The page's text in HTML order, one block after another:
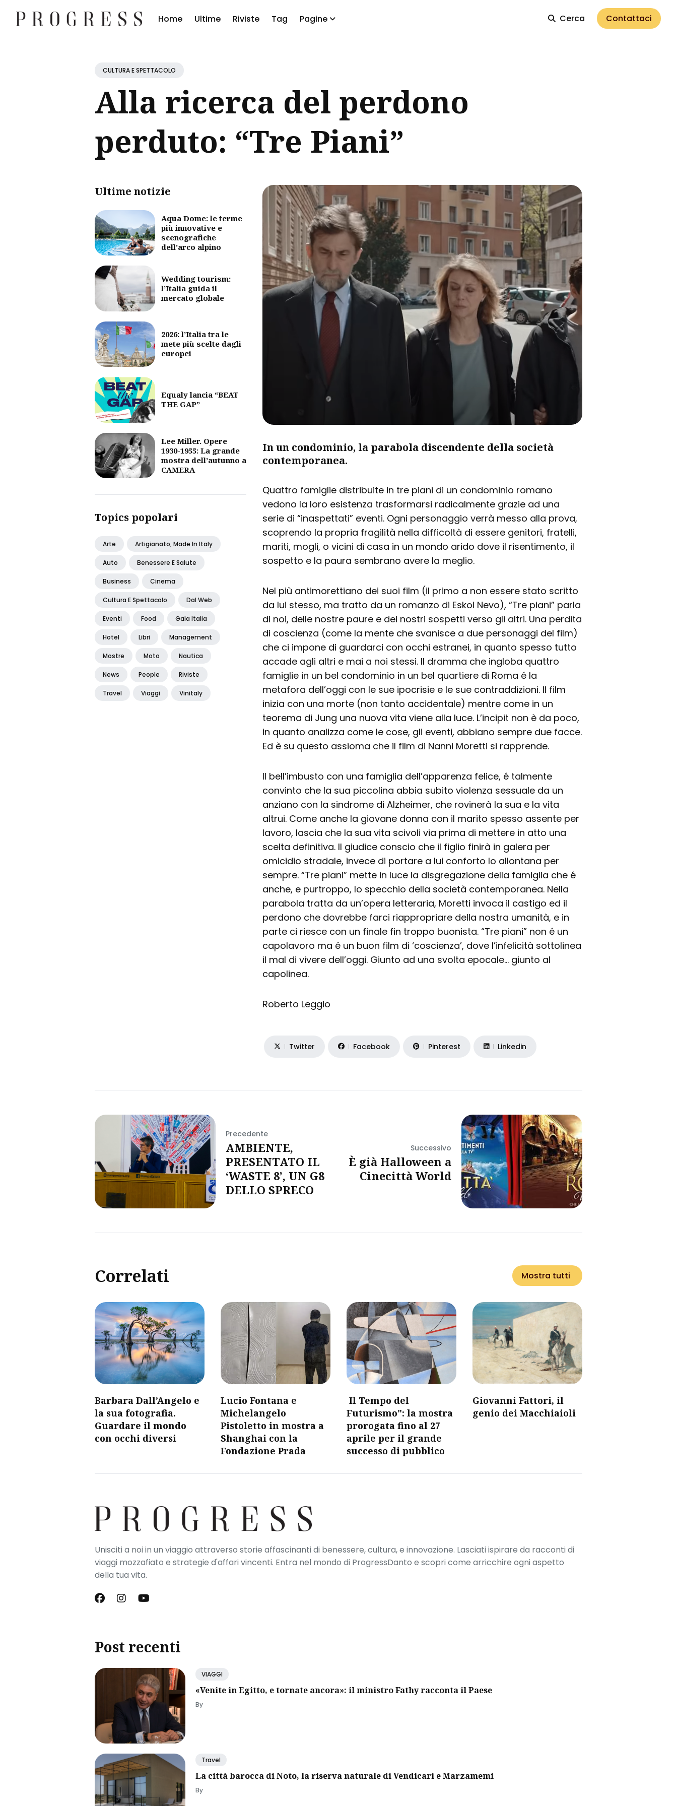
Home Ultime Riviste Tag Pagine Cerca Contattaci
CULTURA E SPETTACOLO
Alla ricerca del perdono
perduto: “Tre Piani”
Ultime notizie
Aqua Dome: le terme
più innovative e
scenografiche
dell'arco alpino
Wedding tourism:
l’Italia guida il
mercato globale
2026: l’Italia tra le
mete più scelte dagli
europei
Equaly lancia “BEAT
THE GAP”
Lee Miller. Opere
1930-1955: La grande
mostra dell’autunno a
CAMERA
Topics popolari
Arte Artigianato, Made In Italy
Auto Benessere E Salute
Business Cinema
Cultura E Spettacolo Dal Web
Eventi Food Gala Italia
Hotel Libri Management
Mostre Moto Nautica
News People Riviste
Travel Viaggi Vinitaly
In un condominio, la parabola discendente della società
contemporanea.
Quattro famiglie distribuite in tre piani di un condominio romano
vedono la loro esistenza trasformarsi radicalmente grazie ad una
serie di “inaspettati” eventi. Ogni personaggio verrà messo alla prova,
scoprendo la propria fragilità nella difficoltà di essere genitori, fratelli,
mariti, mogli, o vicini di casa in un mondo arido dove il risentimento, il
sospetto e la paura sembrano avere la meglio.
Nel più antimorettiano dei suoi film (il primo a non essere stato scritto
da lui stesso, ma tratto da un romanzo di Eskol Nevo), “Tre piani” parla
di noi, delle nostre paure e dei nostri sospetti verso gli altri. Una perdita
di coscienza (come la mente che svanisce a due personaggi del film)
che ci impone di guardarci con occhi estranei, in quanto spesso tutto
accade agli altri e mai a noi stessi. Il dramma che ingloba quattro
famiglie in un bel condominio in un bel quartiere di Roma é la
metafora dell’oggi con le sue ipocrisie e le sue contraddizioni. Il film
inizia con una morte (non tanto accidentale) mentre come in un
teorema di Jung una nuova vita viene alla luce. L’incipit non è da poco,
in quanto analizza come le cose, gli eventi, abbiano sempre due facce.
Ed è su questo assioma che il film di Nanni Moretti si rapprende.
Il bell’imbusto con una famiglia dell’apparenza felice, é talmente
convinto che la sua piccolina abbia subito violenza sessuale da un
anziano con la sindrome di Alzheimer, che rovinerà la sua e la vita
altrui. Come anche la giovane donna con il marito spesso assente per
lavoro, lascia che la sua vita scivoli via prima di mettere in atto una
scelta definitiva. Il giudice conscio che il figlio finirà in galera per
omicidio stradale, invece di portare a lui conforto lo allontana per
sempre. “Tre piani” mette in luce la disgregazione della famiglia che é
anche, e purtroppo, lo specchio della società contemporanea. Nella
parabola tratta da un’opera letteraria, Moretti invoca il castigo ed il
perdono che dovrebbe farci riappropriare della nostra umanità, e in
parte ci riesce con un finale fin troppo buonista. “Tre piani” non é un
capolavoro ma é un buon film di ‘coscienza’, dove l’infelicità sottolinea
il mal di vivere dell’oggi. Giunto ad una svolta epocale… giunto al
capolinea.
Roberto Leggio
Twitter Facebook Pinterest Linkedin
Precedente
AMBIENTE,
PRESENTATO IL
‘WASTE 8’, UN G8
DELLO SPRECO
Successivo
È già Halloween a
Cinecittà World
Correlati Mostra tutti
Barbara Dall’Angelo e
la sua fotografia.
Guardare il mondo
con occhi diversi
Lucio Fontana e
Michelangelo
Pistoletto in mostra a
Shanghai con la
Fondazione Prada
Il Tempo del
Futurismo": la mostra
prorogata fino al 27
aprile per il grande
successo di pubblico
Giovanni Fattori, il
genio dei Macchiaioli
Unisciti a noi in un viaggio attraverso storie affascinanti di benessere, cultura, e innovazione. Lasciati ispirare da racconti di
viaggi mozzafiato e strategie d'affari vincenti. Entra nel mondo di ProgressDanto e scopri come arricchire ogni aspetto
della tua vita.
Post recenti
VIAGGI
«Venite in Egitto, e tornate ancora»: il ministro Fathy racconta il Paese
By
Travel
La città barocca di Noto, la riserva naturale di Vendicari e Marzamemi
By